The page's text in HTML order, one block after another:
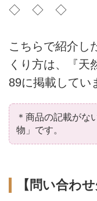
◇ ◇ ◇
こちらで紹介し
くり方は、『天
89に掲載してい
＊商品の記載がな
物」です。
【問い合わせ